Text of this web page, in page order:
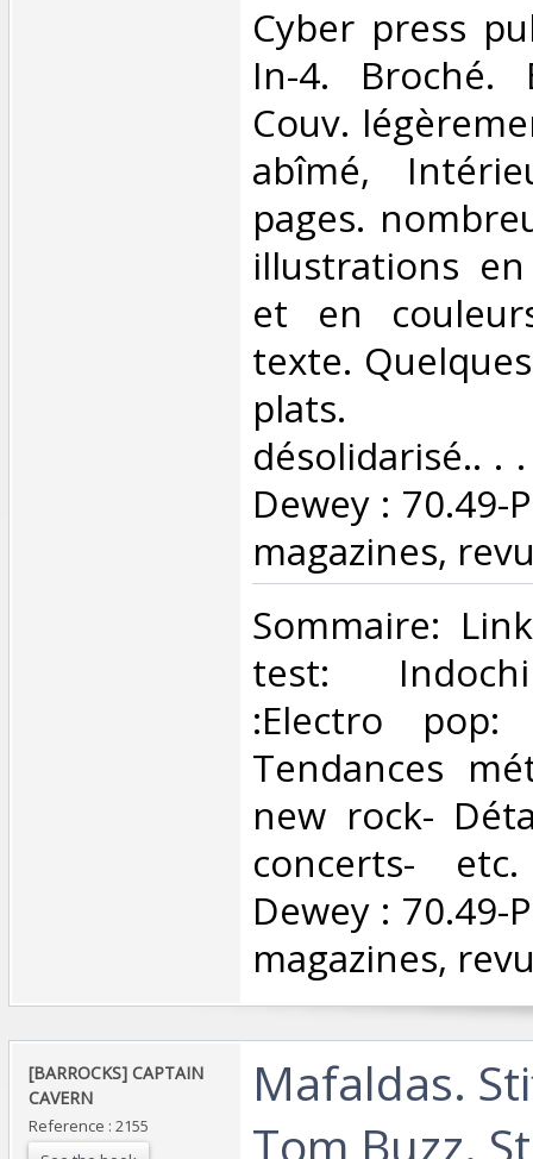
‎Cyber press
In-4. Broché.
Couv.
abîmé,
pages.
illustrations
et en
texte.
plats.
désolidarisé.. .
Dewey : 70.49-
magazines,
‎Sommaire:
test:
:Electro pop:
Tendances
new rock-
concerts- etc.
Dewey : 70.49-
magazines,
‎[BARROCKS] CAPTAIN
CAVERN ‎
Reference : 2155
‎Mafaldas.
Tom Buzz.